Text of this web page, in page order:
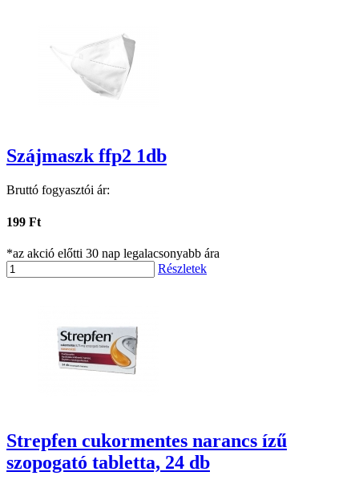
Szájmaszk ffp2 1db
Bruttó fogyasztói ár:
199 Ft
*az akció előtti 30 nap legalacsonyabb ára
Részletek
Strepfen cukormentes narancs ízű
szopogató tabletta, 24 db